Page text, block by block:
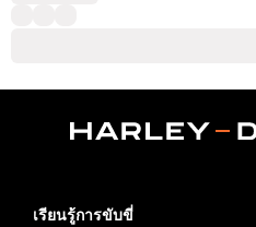
เรียนรู้การขับขี่